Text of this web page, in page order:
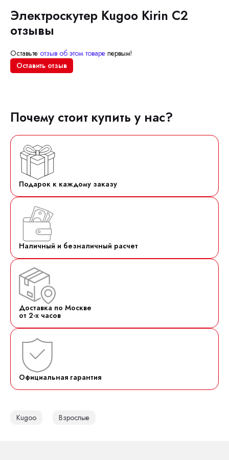
Электроскутер Kugoo Kirin C2
отзывы
Оставьте отзыв об этом товаре первым!
Оставить отзыв
Почему стоит купить у нас?
Подарок к каждому заказу
Наличный и безналичный расчет
Доставка по Москве
от 2-х часов
Официальная гарантия
Kugoo Взрослые